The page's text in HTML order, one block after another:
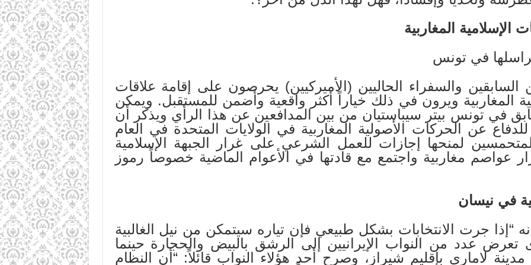
الإسلامية المغاربية
السابقين والسفراء الحاليين (الأميركيين) يحرصون على إقامة علاقات
المغاربية ويرون في ذلك خياراً أكثر واقعية وأضمن للمستقبل. ويمكن
في تونس بيتر سيباستيان من بين المدافعين عن هذا الرأي ويذكر أن
عن الحركات الأصولية المغاربية في الولايات المتحدة في العام
المتحمسين لمنحها إجازات للعمل الشرعي على غرار الجبهة الإسلامية
عواصم مغاربية واجتمع مع قادتها في الأعوام الماضية خصوصاً رموز
في نيسان
جرت الانتخابات بشكل طبيعي فإن تياره سيتمكن من نيل الغالبية
عدد من النواب الإيرانيين إلى الرشق بالبيض والحجارة حينما
لاماري بإقليم شيراز، وصرح أحد هؤلاء النواب قائلاً: “أن النظام